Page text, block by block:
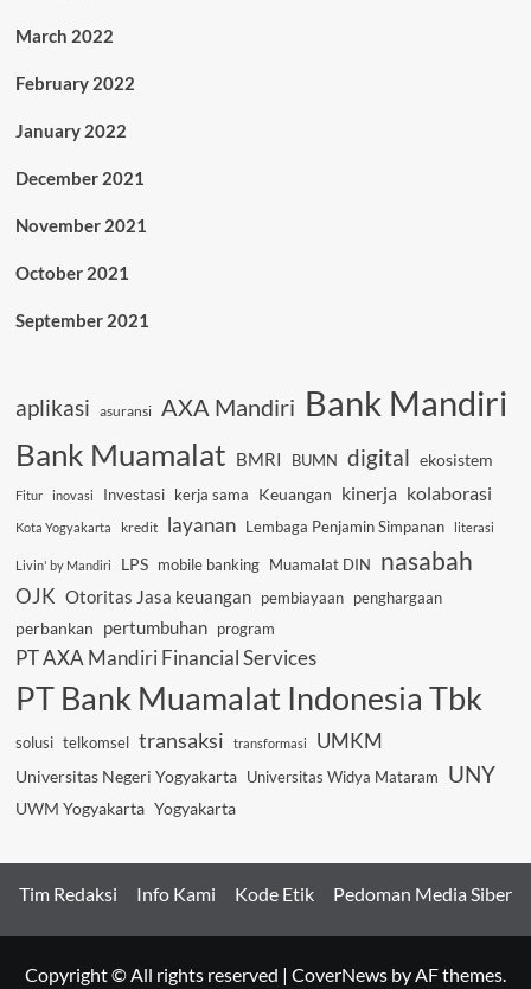
March 2022
February 2022
January 2022
December 2021
November 2021
October 2021
September 2021
aplikasi asuransi AXA Mandiri Bank Mandiri
Bank Muamalat BMRI BUMN digital ekosistem
Fitur inovasi Investasi kerja sama Keuangan kinerja kolaborasi
Kota Yogyakarta kredit layanan Lembaga Penjamin Simpanan literasi
Livin' by Mandiri LPS mobile banking Muamalat DIN nasabah
OJK Otoritas Jasa keuangan pembiayaan penghargaan
perbankan pertumbuhan program
PT AXA Mandiri Financial Services
PT Bank Muamalat Indonesia Tbk
solusi telkomsel transaksi transformasi UMKM
Universitas Negeri Yogyakarta Universitas Widya Mataram UNY
UWM Yogyakarta Yogyakarta
Tim Redaksi Info Kami Kode Etik Pedoman Media Siber
Copyright © All rights reserved | CoverNews by AF themes.